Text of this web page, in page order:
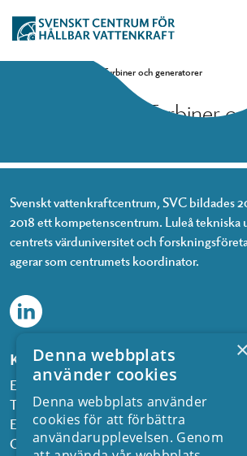
Bertil Wahlund, Turbiner och generatorer
Bertil Wahlund, Turbiner
Svenskt vattenkraftcentrum, SVC bildades
2018 ett kompetenscentrum. Luleå tekniska
centrets värduniversitet och
agerar som centrumets koordinator.
Kontakta oss
Energiforsk, Olof Palmes gata 11, 101 53
Telefon: 08 677 25 30
E-post:kontakt@energiforsk.se
Org.nr: 556974-2116
×
Denna webbplats
använder cookies
Denna webbplats använder
cookies för att förbättra
användarupplevelsen. Genom